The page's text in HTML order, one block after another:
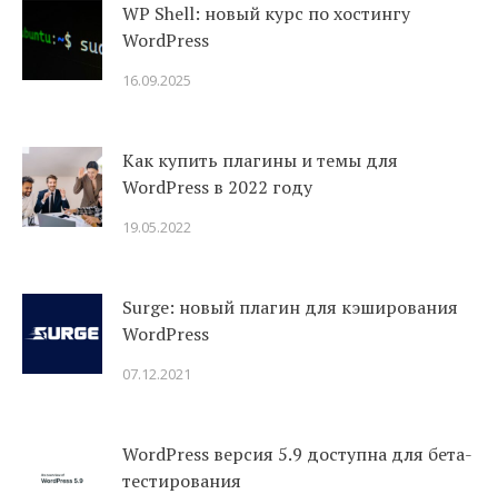
WP Shell: новый курс по хостингу
WordPress
16.09.2025
Как купить плагины и темы для
WordPress в 2022 году
19.05.2022
Surge: новый плагин для кэширования
WordPress
07.12.2021
WordPress версия 5.9 доступна для бета-
тестирования